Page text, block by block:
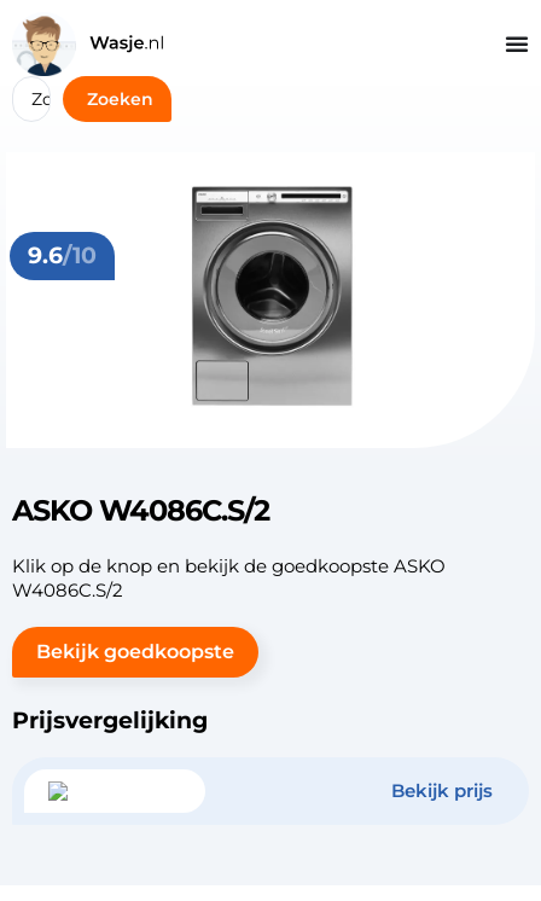
Zoeken
9.6/10
ASKO W4086C.S/2
Klik op de knop en bekijk de goedkoopste ASKO
W4086C.S/2
Bekijk goedkoopste
Prijsvergelijking
Bekijk prijs